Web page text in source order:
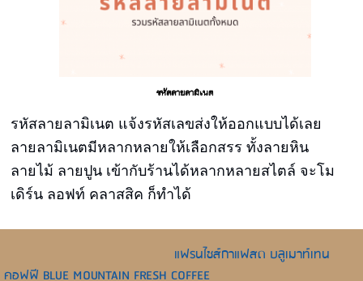
รหัสลายลามิเนต
รหัสลายลามิเนต แจ้งรหัสเลขส่งให้ออกแบบได้เลย
ลายลามิเนตมีหลากหลายให้เลือกสรร ทั้งลายหิน
ลายไม้ ลายปูน เข้ากับร้านได้หลากหลายสไตล์ จะโม
เดิร์น ลอฟท์ คลาสสิค ก็ทำได้
แฟรนไชส์กาแฟสด บลูเมาท์เทน
คอฟฟี BLUE MOUNTAIN FRESH COFFEE